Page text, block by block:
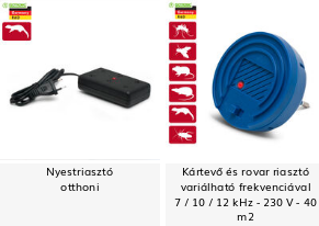
Nyestriasztó
otthoni
Kártevő és rovar riasztó
variálható frekvenciával
7 / 10 / 12 kHz - 230 V - 40
m2